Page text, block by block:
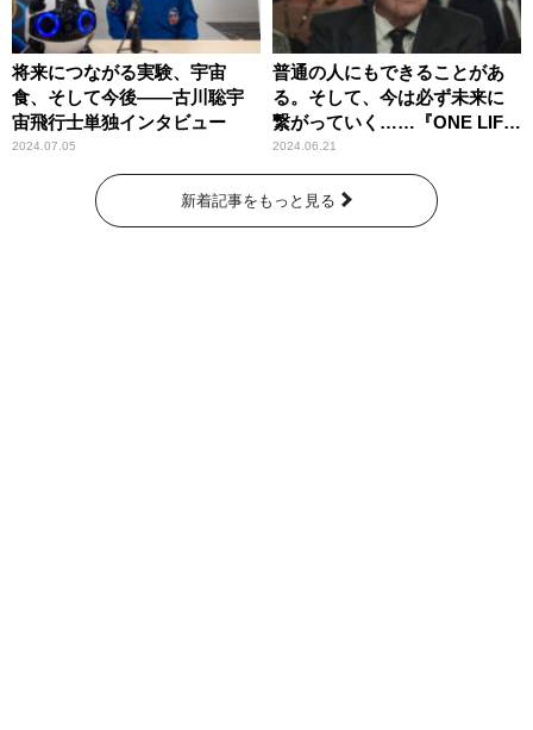
将来につながる実験、宇宙
食、そして今後――古川聡宇
宙飛行士単独インタビュー
2024.07.05
普通の人にもできることがあ
る。そして、今は必ず未来に
繋がっていく……『ONE LIFE
奇跡が繋いだ6000の命』
2024.06.21
新着記事をもっと見る